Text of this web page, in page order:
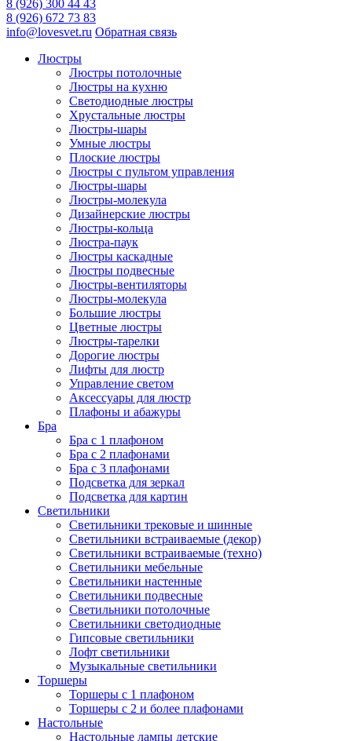
8 (926) 300 44 43
8 (926) 672 73 83
info@lovesvet.ru Обратная связь
Люстры
Люстры потолочные
Люстры на кухню
Светодиодные люстры
Хрустальные люстры
Люстры-шары
Умные люстры
Плоские люстры
Люстры с пультом управления
Люстры-шары
Люстры-молекула
Дизайнерские люстры
Люстры-кольца
Люстра-паук
Люстры каскадные
Люстры подвесные
Люстры-вентиляторы
Люстры-молекула
Большие люстры
Цветные люстры
Люстры-тарелки
Дорогие люстры
Лифты для люстр
Управление светом
Аксессуары для люстр
Плафоны и абажуры
Бра
Бра с 1 плафоном
Бра с 2 плафонами
Бра с 3 плафонами
Подсветка для зеркал
Подсветка для картин
Светильники
Светильники трековые и шинные
Светильники встраиваемые (декор)
Светильники встраиваемые (техно)
Светильники мебельные
Светильники настенные
Светильники подвесные
Светильники потолочные
Светильники светодиодные
Гипсовые светильники
Лофт светильники
Музыкальные светильники
Торшеры
Торшеры с 1 плафоном
Торшеры с 2 и более плафонами
Настольные
Настольные лампы детские